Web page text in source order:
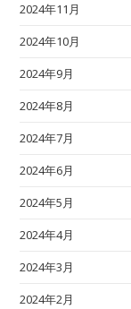
2024年11月
2024年10月
2024年9月
2024年8月
2024年7月
2024年6月
2024年5月
2024年4月
2024年3月
2024年2月